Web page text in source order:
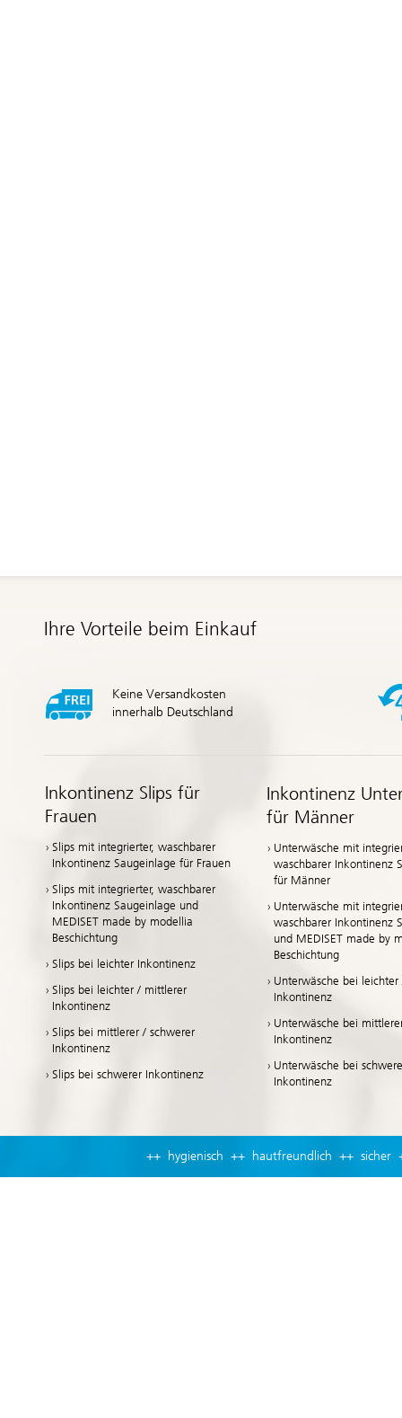
Ihre Vorteile beim Einkauf
Keine Versandkosten
innerhalb Deutschland
Inkontinenz Slips für
Frauen
Slips mit integrierter, waschbarer
Inkontinenz Saugeinlage für Frauen
Slips mit integrierter, waschbarer
Inkontinenz Saugeinlage und
MEDISET made by modellia
Beschichtung
Slips bei leichter Inkontinenz
Slips bei leichter / mittlerer
Inkontinenz
Slips bei mittlerer / schwerer
Inkontinenz
Slips bei schwerer Inkontinenz
Inkontinenz
für Männer
Unterwäsche mit
waschbarer Inkontinenz
für Männer
Unterwäsche mit
waschbarer Inkontinenz
und MEDISET made by
Beschichtung
Unterwäsche bei
Inkontinenz
Unterwäsche bei
Inkontinenz
Unterwäsche bei
Inkontinenz
++ hygienisch ++ hautfreundlich ++ sicher